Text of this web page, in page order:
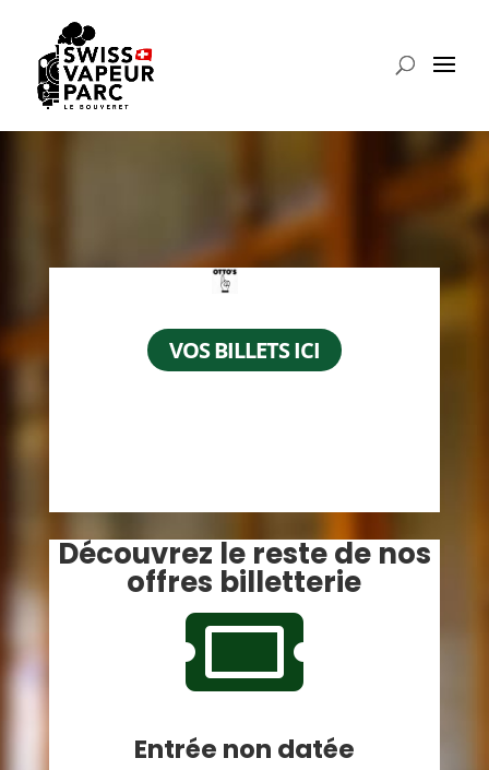
VOS BILLETS ICI
Découvrez le reste de nos
offres billetterie

Entrée non datée